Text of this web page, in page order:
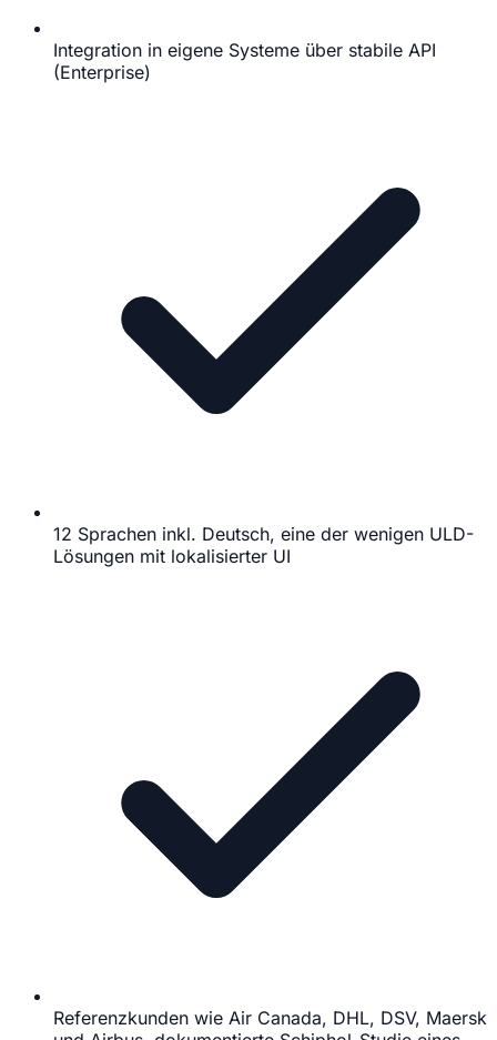
Integration in eigene Systeme über stabile API
(Enterprise)
12 Sprachen inkl. Deutsch, eine der wenigen ULD-
Lösungen mit lokalisierter UI
Referenzkunden wie Air Canada, DHL, DSV, Maersk